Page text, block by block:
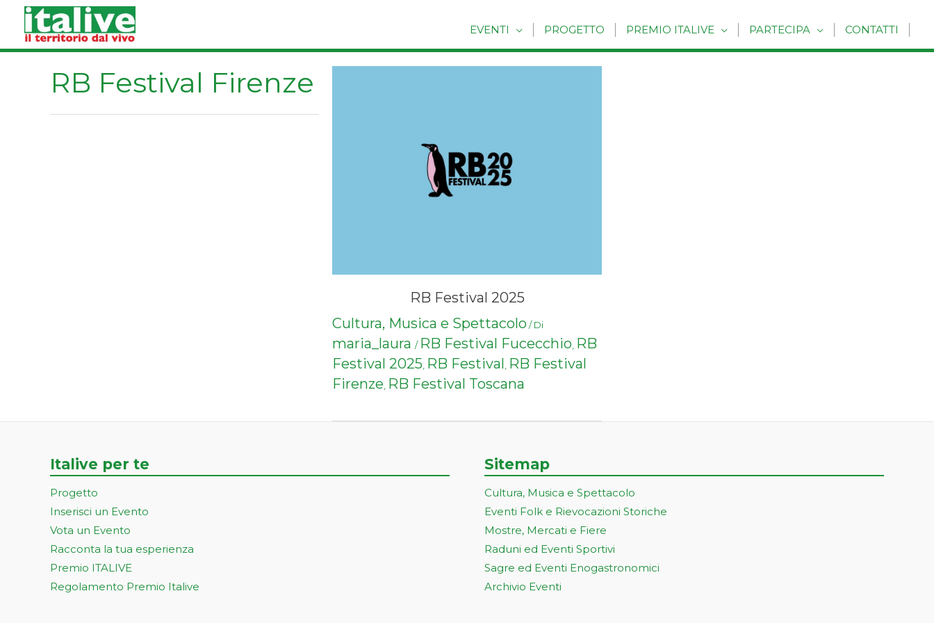
contenuto
EVENTI PROGETTO PREMIO ITALIVE PARTECIPA CONTATTI
RB Festival Firenze
RB Festival 2025
Cultura, Musica e Spettacolo / Di
maria_laura / RB Festival Fucecchio, RB
Festival 2025, RB Festival, RB Festival
Firenze, RB Festival Toscana
Italive per te
Progetto
Inserisci un Evento
Vota un Evento
Racconta la tua esperienza
Premio ITALIVE
Regolamento Premio Italive
Sitemap
Cultura, Musica e Spettacolo
Eventi Folk e Rievocazioni Storiche
Mostre, Mercati e Fiere
Raduni ed Eventi Sportivi
Sagre ed Eventi Enogastronomici
Archivio Eventi